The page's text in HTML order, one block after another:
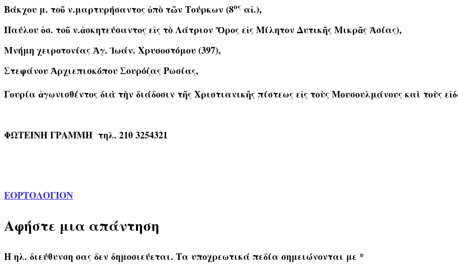
Βάκχου μ. τοῦ ν.μαρτυρήσαντος ὑπὸ τῶν Τούρκων (8ος αἰ.),
Παύλου ὁσ. τοῦ ν.ἀσκητεύσαντος εἰς τὸ Λάτριον Ὅρος εἰς Μίλητον Δυτικῆς Μικρᾶς Ἀσίας),
Μνήμη χειροτονίας Ἁγ. Ἰωάν. Χρυσοστόμου (397),
Στεφάνου Ἀρχιεπισκόπου Σουρόζας Ρωσίας,
Γουρία ἀγωνισθέντος διὰ τὴν διάδοσιν τῆς Χριστιανικῆς πίστεως εἰς τοὺς Μουσουλμάνους καὶ τοὺς
ΦΩΤΕΙΝΗ ΓΡΑΜΜΗ τηλ. 210 3254321
ΕΟΡΤΟΛΟΓΙΟΝ
Αφήστε μια απάντηση
Η ηλ. διεύθυνση σας δεν δημοσιεύεται. Τα υποχρεωτικά πεδία σημειώνονται με *